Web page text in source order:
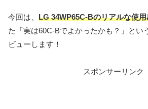
今回は、 LG 34WP65C-Bのリアルな使用
た「実は60C-Bでよかったかも？」とい
ビューします！
スポンサーリンク